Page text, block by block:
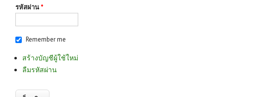
รหัสผ่าน *
Remember me
สร้างบัญชีผู้ใช้ใหม่
ลืมรหัสผ่าน